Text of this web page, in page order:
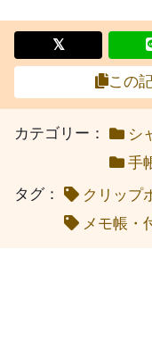
この
カテゴリー：
シ
手
タグ：
クリップ
メモ帳・